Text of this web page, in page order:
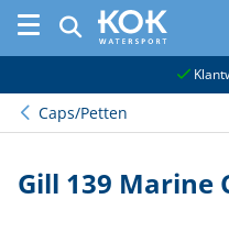
Caps/Petten
Gill 139 Marine